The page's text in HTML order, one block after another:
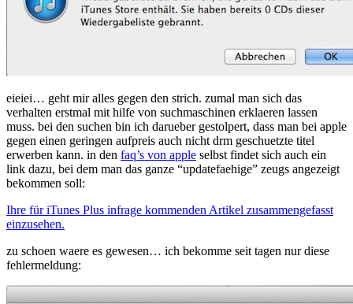
eieiei… geht mir alles gegen den strich. zumal man sich das
verhalten erstmal mit hilfe von suchmaschinen erklaeren lassen
muss. bei den suchen bin ich darueber gestolpert, dass man bei apple
gegen einen geringen aufpreis auch nicht drm geschuetzte titel
erwerben kann. in den faq’s von apple selbst findet sich auch ein
link dazu, bei dem man das ganze “updatefaehige” zeugs angezeigt
bekommen soll:
Ihre für iTunes Plus infrage kommenden Artikel zusammengefasst
einzusehen.
zu schoen waere es gewesen… ich bekomme seit tagen nur diese
fehlermeldung: